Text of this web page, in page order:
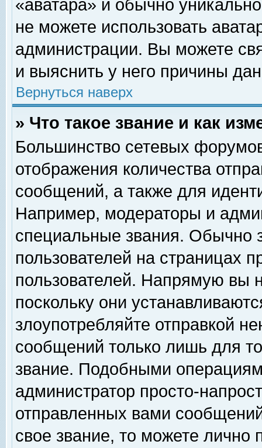
«аватара» и обычно
не можете использовать
администрации. Вы можете
и выяснить у него причины
Вернуться наверх
» Что такое звание и как
Большинство сетевых
отображения количества
сообщений, а также для
Например, модераторы и
специальные звания. Обычно
пользователей на страницах
пользователей. Напрямую вы
поскольку они
злоупотребляйте отправкой
сообщений только лишь для
звание. Подобными
администратор просто-
отправленных вами
свое звание, то можете лично